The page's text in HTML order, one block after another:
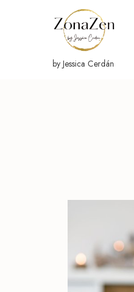
by Jessica Cerdán